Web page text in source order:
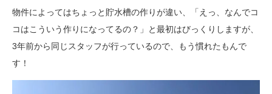
物件によってはちょっと貯水槽の作りが違い、「えっ、なんでコ
コはこういう作りになってるの？」と最初はびっくりしますが、
3年前から同じスタッフが行っているので、もう慣れたもんで
す！